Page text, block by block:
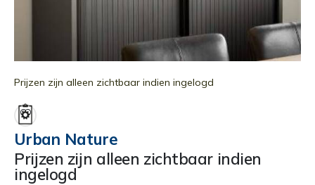
naar
begin
van
de
afbeeldingen-
gallerij
Urban Nature
Prijzen zijn alleen zichtbaar indien
ingelogd
Prijzen zijn alleen zichtbaar indien ingelogd